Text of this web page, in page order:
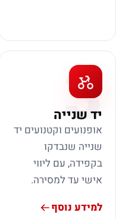
3
יד שנייה
אופנועים וקטנועים יד
שנייה שנבדקו
בקפידה, עם ליווי
אישי עד למסירה.
למידע נוסף